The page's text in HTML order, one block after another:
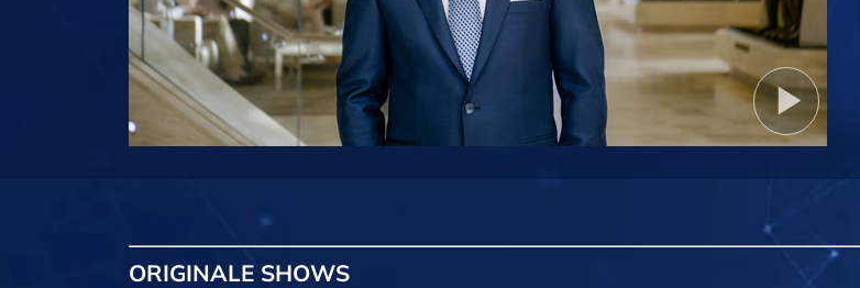
ORIGINALE SHOWS